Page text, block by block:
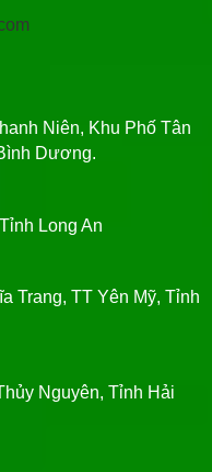
Niên, Khu Phố Tân
Dương.
Long An
Trang, TT Yên Mỹ, Tỉnh
Nguyên, Tỉnh Hải